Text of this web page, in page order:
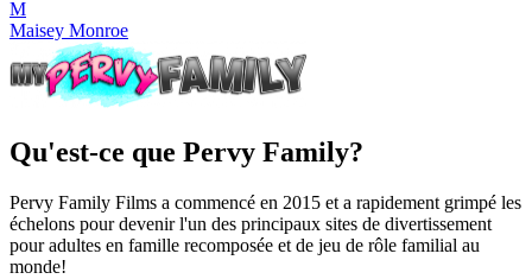
M
Maisey Monroe
Qu'est-ce que Pervy Family?
Pervy Family Films a commencé en 2015 et a rapidement grimpé les
échelons pour devenir l'un des principaux sites de divertissement
pour adultes en famille recomposée et de jeu de rôle familial au
monde!